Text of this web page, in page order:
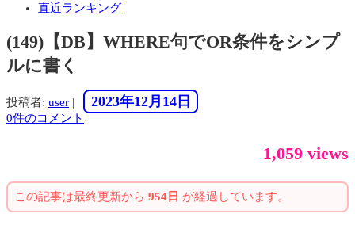
直近ランキング
(149)【DB】WHERE句でOR条件をシンプ
ルに書く
投稿者: user | 2023年12月14日
0件のコメント
1,059 views
この記事は最終更新から 954日 が経過しています。